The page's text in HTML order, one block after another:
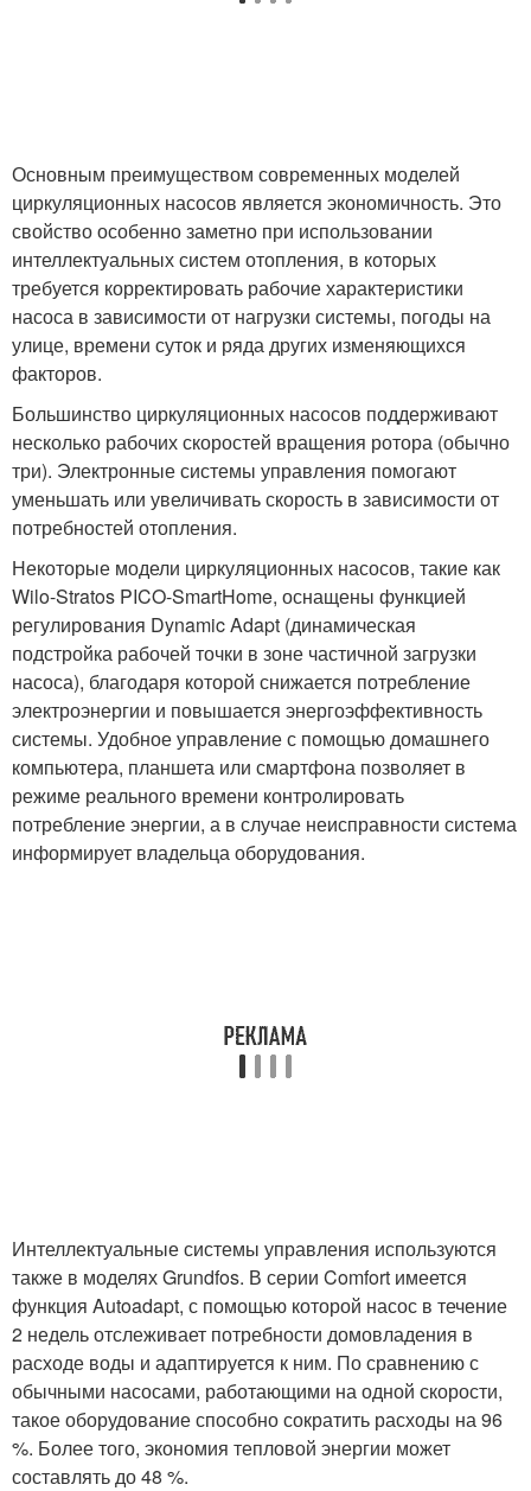
Основным преимуществом современных моделей
циркуляционных насосов является экономичность. Это
свойство особенно заметно при использовании
интеллектуальных систем отопления, в которых
требуется корректировать рабочие характеристики
насоса в зависимости от нагрузки системы, погоды на
улице, времени суток и ряда других изменяющихся
факторов.
Большинство циркуляционных насосов поддерживают
несколько рабочих скоростей вращения ротора (обычно
три). Электронные системы управления помогают
уменьшать или увеличивать скорость в зависимости от
потребностей отопления.
Некоторые модели циркуляционных насосов, такие как
Wilo-Stratos PICO-SmartHome, оснащены функцией
регулирования Dynamic Adapt (динамическая
подстройка рабочей точки в зоне частичной загрузки
насоса), благодаря которой снижается потребление
электроэнергии и повышается энергоэффективность
системы. Удобное управление с помощью домашнего
компьютера, планшета или смартфона позволяет в
режиме реального времени контролировать
потребление энергии, а в случае неисправности система
информирует владельца оборудования.
Интеллектуальные системы управления используются
также в моделях Grundfos. В серии Comfort имеется
функция Autoadapt, с помощью которой насос в течение
2 недель отслеживает потребности домовладения в
расходе воды и адаптируется к ним. По сравнению с
обычными насосами, работающими на одной скорости,
такое оборудование способно сократить расходы на 96
%. Более того, экономия тепловой энергии может
составлять до 48 %.